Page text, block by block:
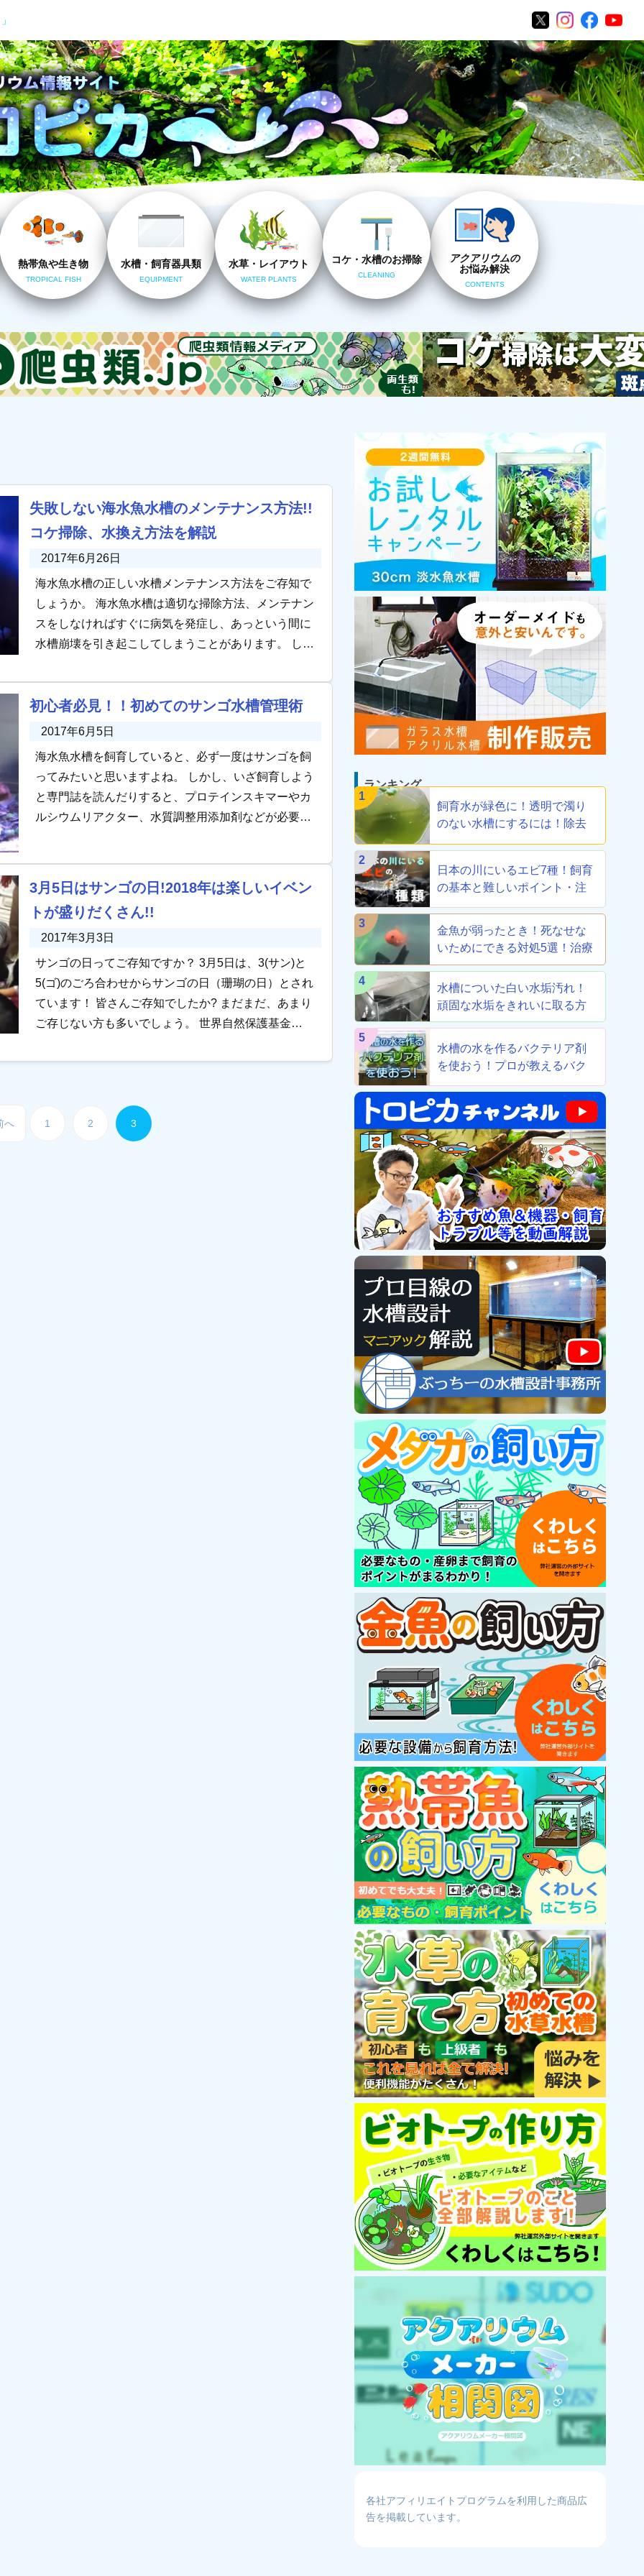
熱帯魚や生き物
TROPICAL FISH
水槽・飼育器具類
EQUIPMENT
水草・レイアウト
WATER PLANTS
コケ・水槽のお掃除
CLEANING
アクアリウムの
お悩み解決
CONTENTS
失敗しない海水魚水槽のメンテナンス方法!!
コケ掃除、水換え方法を解説
2017年6月26日
海水魚水槽の正しい水槽メンテナンス方法をご存知で
しょうか。 海水魚水槽は適切な掃除方法、メンテナン
スをしなければすぐに病気を発症し、あっという間に
水槽崩壊を引き起こしてしまうことがあります。 しか
初心者必見！！初めてのサンゴ水槽管理術
2017年6月5日
海水魚水槽を飼育していると、必ず一度はサンゴを飼
ってみたいと思いますよね。 しかし、いざ飼育しよう
と専門誌を読んだりすると、プロテインスキマーやカ
ルシウムリアクター、水質調整用添加剤などが必要と
3月5日はサンゴの日!2018年は楽しいイベン
トが盛りだくさん!!
2017年3月3日
サンゴの日ってご存知ですか？ 3月5日は、3(サン)と
5(ゴ)のごろ合わせからサンゴの日（珊瑚の日）とされ
ています！ 皆さんご存知でしたか? まだまだ、あまり
ご存じない方も多いでしょう。 世界自然保護基金
へ 1 2 3
ランキング
1
飼育水が緑色に！透明で濁り
のない水槽にするには！除去
2
日本の川にいるエビ7種！飼育
の基本と難しいポイント・注
意点を解説
3
金魚が弱ったとき！死なせな
いためにできる対処5選！治療
から養生まで！
4
水槽についた白い水垢汚れ！
頑固な水垢をきれいに取る方
法！
5
水槽の水を作るバクテリア剤
を使おう！プロが教えるバク
テリア剤8選
各社アフィリエイトプログラムを利用した商品広
告を掲載しています。